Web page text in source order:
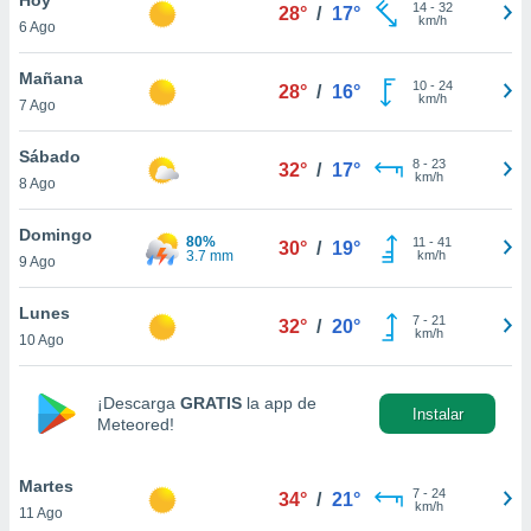
y
en
más
de
cookies
aceptar
6 Ago
28° / 17° 14- 32
km/h
Mañana
7 Ago
28° / 16° 10- 24
km/h
Sábado
8 Ago
32° / 17° 8- 23
km/h
Domingo
9 Ago
80%
3.7 mm
30° / 19° 11 - 41
km/h
Lunes
10 Ago
32° / 20° 7- 21
km/h
¡Descarga GRATIS la app de
Meteored!
Instalar
Martes
11 Ago
34° / 21° 7- 24
km/h